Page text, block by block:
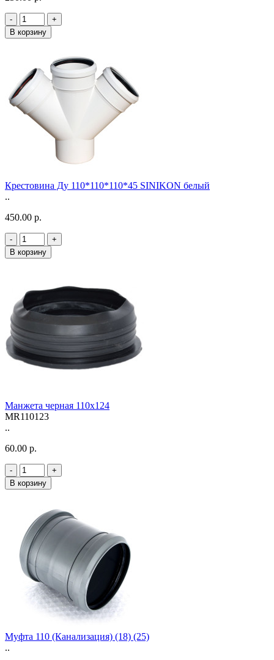
-
+
В корзину
Крестовина Ду 110*110*110*45 SINIKON белый
..
450.00 р.
-
+
В корзину
Манжета черная 110х124
MR110123
..
60.00 р.
-
+
В корзину
Муфта 110 (Канализация) (18) (25)
..